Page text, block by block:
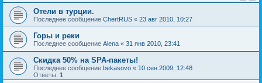
Отели в турции.
Последнее сообщение ChertRUS « 23 авг 2010, 10:27
Горы и реки
Последнее сообщение Alena « 31 янв 2010, 23:41
Скидка 50% на SPA-пакеты!
Последнее сообщение bekasovo « 10 сен 2009, 12:48
Ответы: 1